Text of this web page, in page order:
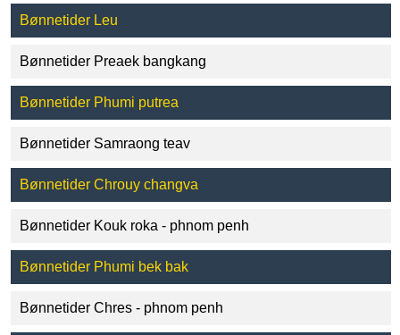
Bønnetider Leu
Bønnetider Preaek bangkang
Bønnetider Phumi putrea
Bønnetider Samraong teav
Bønnetider Chrouy changva
Bønnetider Kouk roka - phnom penh
Bønnetider Phumi bek bak
Bønnetider Chres - phnom penh